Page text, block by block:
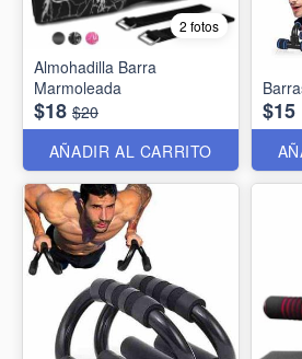
2 fotos
Almohadilla Barra
Marmoleada
$18 $20
AÑADIR AL CARRITO
$15